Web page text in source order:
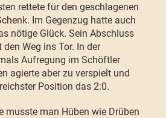
rettete für den geschlagenen
Im Gegenzug hatte auch
nötige Glück. Sein Abschluss
Weg ins Tor. In der
Aufregung im Schöftler
agierte aber zu verspielt und
Position das 2:0.
musste man Hüben wie Drüben